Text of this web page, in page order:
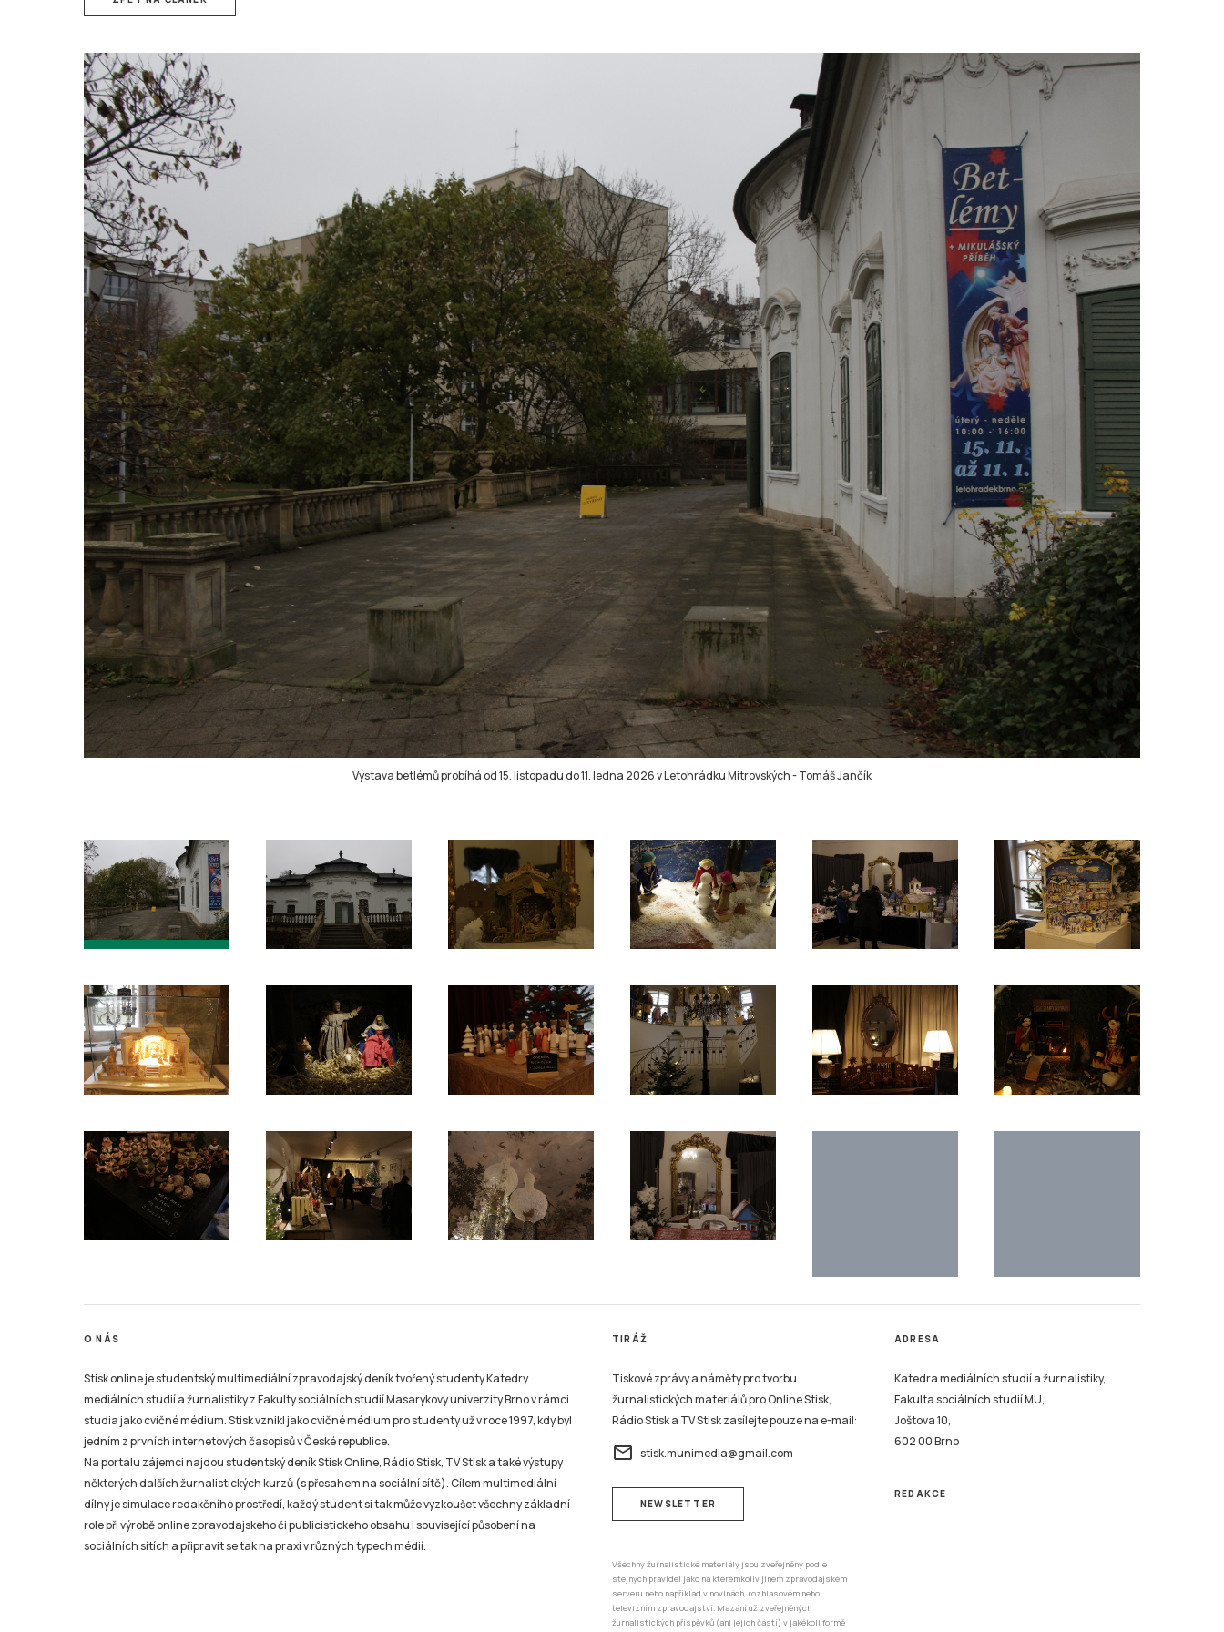
Výstava betlémů probíhá od 15. listopadu do 11. ledna 2026 v Letohrádku Mitrovských-Tomáš Jančík
O NÁS
Stisk online je studentský multimediální zpravodajský deník tvořený studenty Katedry
mediálních studií a žurnalistiky z Fakulty sociálních studií Masarykovy univerzity Brno v rámci
studia jako cvičné médium. Stisk vznikl jako cvičné médium pro studenty už v roce 1997, kdy byl
jedním z prvních internetových časopisů v České republice.
Na portálu zájemci najdou studentský deník Stisk Online, Rádio Stisk, TV Stisk a také výstupy
některých dalších žurnalistických kurzů (s přesahem na sociální sítě). Cílem multimediální
dílny je simulace redakčního prostředí, každý student si tak může vyzkoušet všechny základní
role při výrobě online zpravodajského či publicistického obsahu i související působení na
sociálních sítích a připravit se tak na praxi v různých typech médií.
TIRÁŽ
Tiskové zprávy a náměty pro tvorbu
žurnalistických materiálů pro Online Stisk,
Rádio Stisk a TV Stisk zasílejte pouze na e-mail:
email stisk.munimedia@gmail.com
NEWSLETTER
Všechny žurnalistické materiály jsou zveřejněny podle
stejných pravidel jako na kterémkoliv jiném zpravodajském
serveru nebo například v novinách, rozhlasovém nebo
televizním zpravodajství. Mazání už zveřejněných
žurnalistických příspěvků (ani jejich částí) v jakékoli formě
ADRESA
Katedra mediálních studií a žurnalistiky,
Fakulta sociálních studií MU,
Joštova 10,
602 00 Brno
REDAKCE